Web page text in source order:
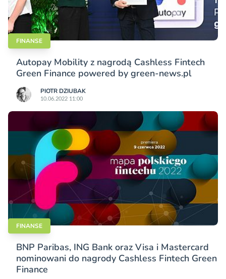
FINANSE
Autopay Mobility z nagrodą Cashless Fintech
Green Finance powered by green-news.pl
PIOTR DZIUBAK
10.06.2022 11:00
FINANSE
BNP Paribas, ING Bank oraz Visa i Mastercard
nominowani do nagrody Cashless Fintech Green
Finance